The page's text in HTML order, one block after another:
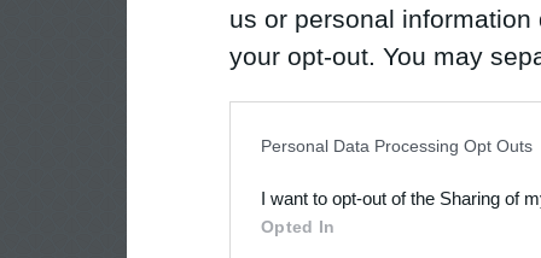
us or personal
your opt-out. You may
Downstream Participants
third parties.
Personal Data Processing Opt Outs
I want to opt-out of the Sharing of
Opted In